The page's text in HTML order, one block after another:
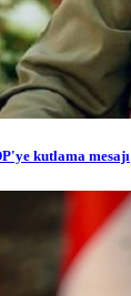
kutlama mesajı